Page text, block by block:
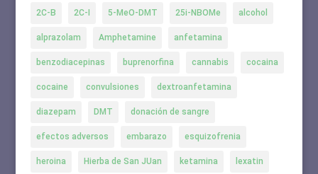
2C-B 2C-I 5-MeO-DMT 25i-NBOMe alcohol
alprazolam Amphetamine anfetamina
benzodiacepinas buprenorfina cannabis cocaina
cocaine convulsiones dextroanfetamina
diazepam DMT donación de sangre
efectos adversos embarazo esquizofrenia
heroina Hierba de San JUan ketamina lexatin